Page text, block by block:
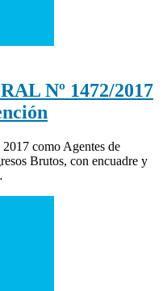
Nº 1472/2017
como Agentes de
Brutos, con encuadre y